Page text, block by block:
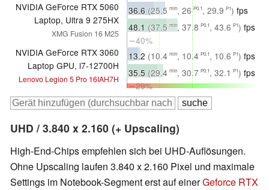
NVIDIA GeForce RTX 5060
Laptop, Ultra 9 275HX
XMG Fusion 16 M25
36.6 (25.5 min, 26 P0.1, 29.9 P1) fps
∼39%
48.1 (37.5 min, 37.8 P0.1, 43.6 P1) fps
∼40%
NVIDIA GeForce RTX 3060
Laptop GPU, i7-12700H
Lenovo Legion 5 Pro 16IAH7H
13.2 (10.4 min, 10.4 P0.1, 10.6 P1) fps
∼14%
35.5 (29.4 min, 30.7 P0.1, 32.1 P1) fps
∼29%
UHD / 3.840 x 2.160 (+ Upscaling)
High-End-Chips empfehlen sich bei UHD-Auflösungen.
Ohne Upscaling laufen 3.840 x 2.160 Pixel und maximale
Settings im Notebook-Segment erst auf einerGeforce RTX